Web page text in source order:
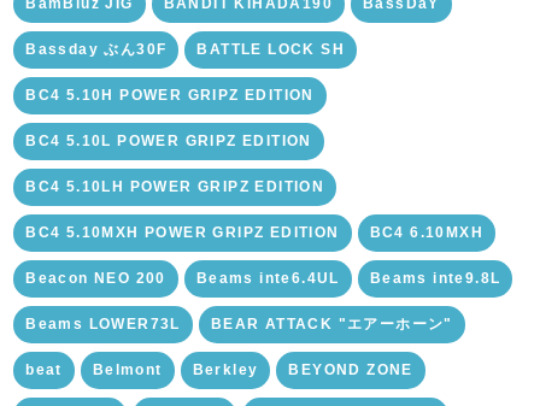
BamBluz JIG BANDIT KIHADA190 BassDaY
Bassday ぶん30F BATTLE LOCK SH
BC4 5.10H POWER GRIPZ EDITION
BC4 5.10L POWER GRIPZ EDITION
BC4 5.10LH POWER GRIPZ EDITION
BC4 5.10MXH POWER GRIPZ EDITION BC4 6.10MXH
Beacon NEO 200 Beams inte6.4UL Beams inte9.8L
Beams LOWER73L BEAR ATTACK "エアーホーン"
beat Belmont Berkley BEYOND ZONE